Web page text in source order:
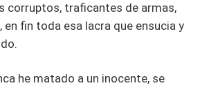
corruptos, traficantes de armas,
fin toda esa lacra que ensucia y
he matado a un inocente, se